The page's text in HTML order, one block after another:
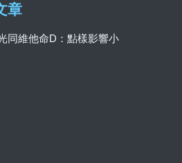
章
同維他命D：點樣影響小